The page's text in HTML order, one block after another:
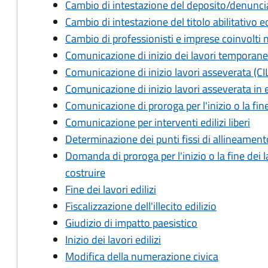
Cambio di intestazione del deposito/
Cambio di intestazione del titolo abilitativo
Cambio di professionisti e imprese coinvolti
Comunicazione di inizio dei lavori
Comunicazione di inizio lavori asseverata
Comunicazione di inizio lavori asseverata in
Comunicazione di proroga per l'inizio o la
Comunicazione per interventi edilizi liberi
Determinazione dei punti fissi di
Domanda di proroga per l'inizio o la fine dei
costruire
Fine dei lavori edilizi
Fiscalizzazione dell'illecito edilizio
Giudizio di impatto paesistico
Inizio dei lavori edilizi
Modifica della numerazione civica